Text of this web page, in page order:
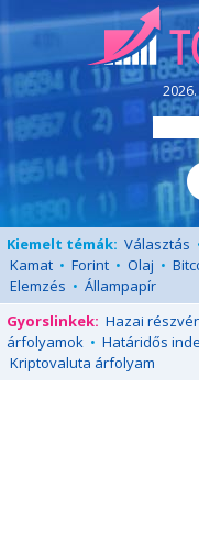
2026.
Kiemelt témák: Választás
Kamat • Forint • Olaj •
Elemzés • Állampapír
Gyorslinkek: Hazai
árfolyamok • Határidős
Kriptovaluta árfolyam